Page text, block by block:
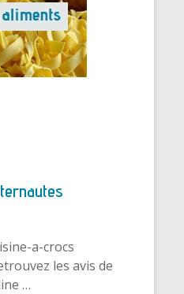
a-crocs
les avis de
…